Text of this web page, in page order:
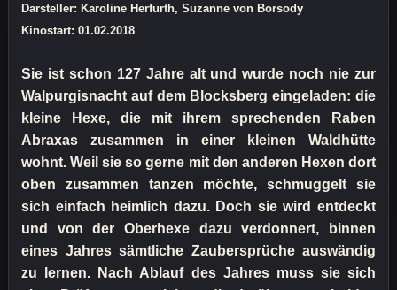
Darsteller: Karoline Herfurth, Suzanne von Borsody
Kinostart: 01.02.2018
Sie ist schon 127 Jahre alt und wurde noch nie zur
Walpurgisnacht auf dem Blocksberg eingeladen: die
kleine Hexe, die mit ihrem sprechenden Raben
Abraxas zusammen in einer kleinen Waldhütte
wohnt. Weil sie so gerne mit den anderen Hexen dort
oben zusammen tanzen möchte, schmuggelt sie
sich einfach heimlich dazu. Doch sie wird entdeckt
und von der Oberhexe dazu verdonnert, binnen
eines Jahres sämtliche Zaubersprüche auswändig
zu lernen. Nach Ablauf des Jahres muss sie sich